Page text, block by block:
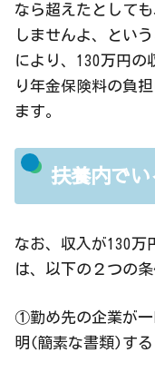
なら超えたとして
しませんよ、とい
により、130万円の
り年金保険料の負
ます。
扶養内で
なお、収入が130万
は、以下の２つの
①勤め先の企業が一
明(簡素な書類)する